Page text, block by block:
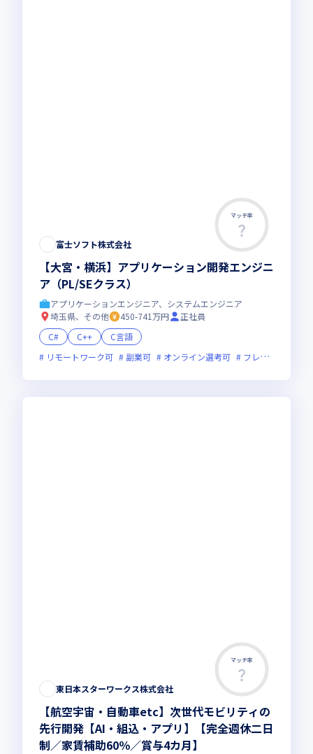
マッチ率
富士ソフト株式会社
【大宮・横浜】アプリケーション開発エンジニ
ア（PL/SEクラス）
アプリケーションエンジニア、システムエンジニア
埼玉県、その他
450-741万円
正社員
C#
C++
C言語
リモートワーク可
副業可 オンライン選考可 フレックス制度あり
マッチ率
東日本スターワークス株式会社
【航空宇宙・自動車etc】次世代モビリティの
先行開発【AI・組込・アプリ】【完全週休二日
制／家賃補助60％／賞与4カ月】